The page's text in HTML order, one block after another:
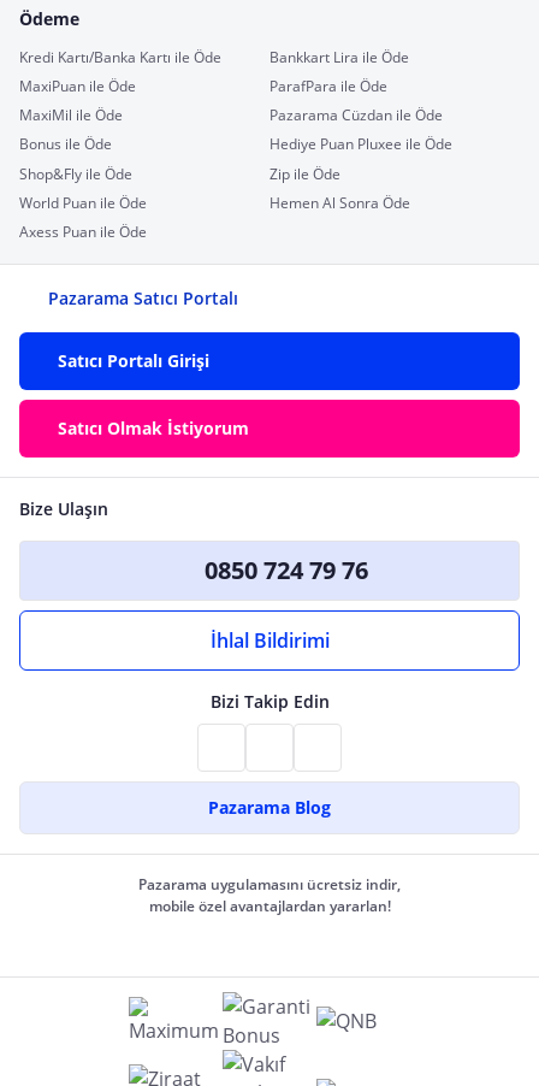
Ödeme
Kredi Kartı/Banka Kartı ile Öde
Bankkart Lira ile Öde
MaxiPuan ile Öde
ParafPara ile Öde
MaxiMil ile Öde
Pazarama Cüzdan ile Öde
Bonus ile Öde
Hediye Puan Pluxee ile Öde
Shop&Fly ile Öde
Zip ile Öde
World Puan ile Öde
Hemen Al Sonra Öde
Axess Puan ile Öde
Pazarama Satıcı Portalı
Satıcı Portalı Girişi
Satıcı Olmak İstiyorum
Bize Ulaşın
0850 724 79 76
İhlal Bildirimi
Bizi Takip Edin
Pazarama Blog
Pazarama uygulamasını ücretsiz indir,
mobile özel avantajlardan yararlan!